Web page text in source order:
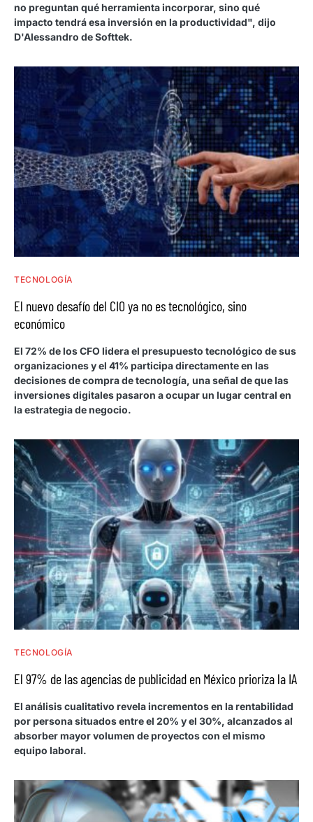
no preguntan qué herramienta incorporar, sino qué
impacto tendrá esa inversión en la productividad", dijo
D'Alessandro de Softtek.
TECNOLOGÍA
El nuevo desafío del CIO ya no es tecnológico, sino
económico
El 72% de los CFO lidera el presupuesto tecnológico de sus
organizaciones y el 41% participa directamente en las
decisiones de compra de tecnología, una señal de que las
inversiones digitales pasaron a ocupar un lugar central en
la estrategia de negocio.
TECNOLOGÍA
El 97% de las agencias de publicidad en México prioriza la IA
El análisis cualitativo revela incrementos en la rentabilidad
por persona situados entre el 20% y el 30%, alcanzados al
absorber mayor volumen de proyectos con el mismo
equipo laboral.